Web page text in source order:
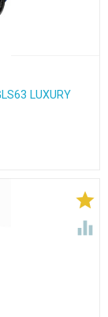
LUXURY

